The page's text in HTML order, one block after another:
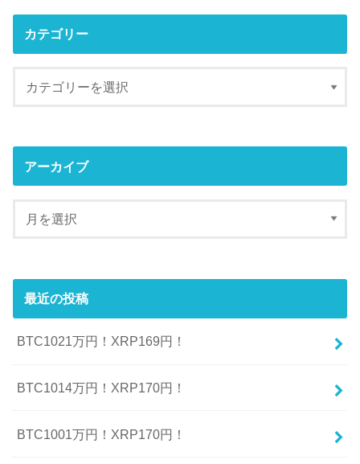
カテゴリー
アーカイブ
最近の投稿
BTC1021万円！XRP169円！
BTC1014万円！XRP170円！
BTC1001万円！XRP170円！